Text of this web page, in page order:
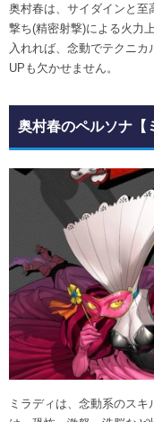
奥村春は、サイダインと至
撃ち(精密射撃)による火力
入れれば、念動でテクニ
UPも欠かせません。
奥村春のペルソナ【
ミラディは、 念動系のスキ